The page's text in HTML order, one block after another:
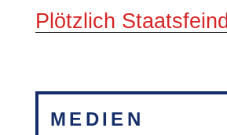
Plötzlich Staatsfeind
MEDIEN